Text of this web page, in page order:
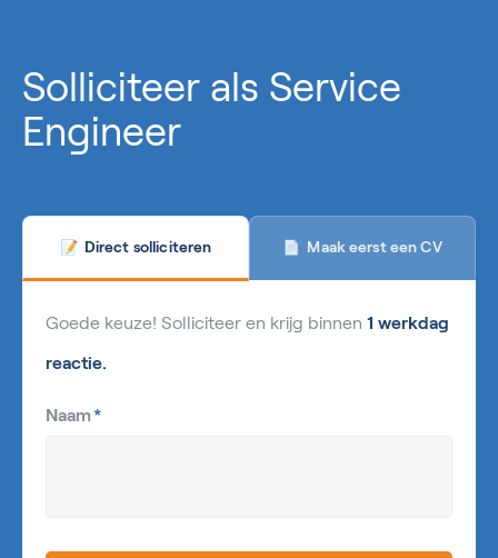
Solliciteer als Service
Engineer
📝 Direct solliciteren 📄 Maak eerst een CV
Goede keuze! Solliciteer en krijg binnen 1 werkdag
reactie.
Naam*